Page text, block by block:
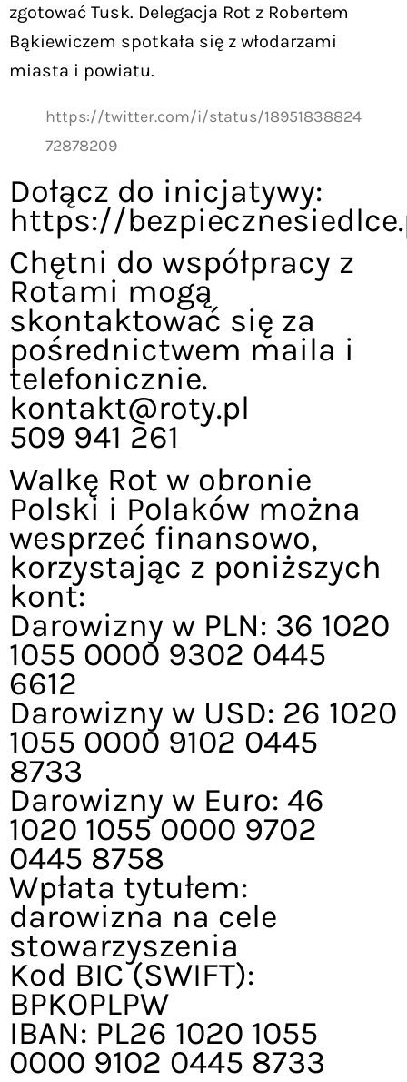
zgotować Tusk. Delegacja Rot z Robertem
Bąkiewiczem spotkała się z włodarzami
miasta i powiatu.
https://twitter.com/i/status/18951838824
72878209
Dołącz do inicjatywy:
https://
Chętni do współpracy z
Rotami mogą
skontaktować się za
pośrednictwem maila i
telefonicznie.
kontakt@roty.pl
509 941 261
Walkę Rot w obronie
Polski i Polaków można
wesprzeć finansowo,
korzystając z poniższych
kont:
Darowizny w PLN: 36 1020
1055 0000 9302 0445
6612
Darowizny w USD: 26 1020
1055 0000 9102 0445
8733
Darowizny w Euro: 46
1020 1055 0000 9702
0445 8758
Wpłata tytułem:
darowizna na cele
stowarzyszenia
Kod BIC (SWIFT):
BPKOPLPW
IBAN: PL26 1020 1055
0000 9102 0445 8733